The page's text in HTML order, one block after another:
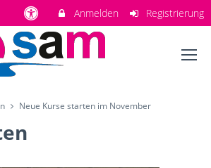
Anmelden Registrierung
Neue Kurse starten im November